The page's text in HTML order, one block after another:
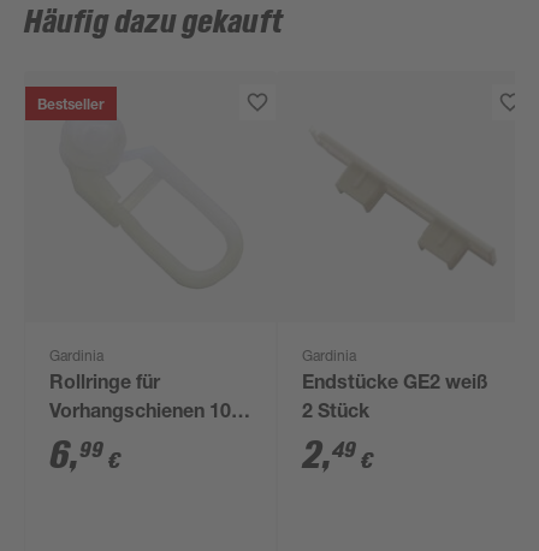
Häufig dazu gekauft
Bestseller
Gardinia
Rollringe für
Vorhangschienen 100
Stück
6,99 €
Gardinia
Endstücke GE2 weiß
2 Stück
2,49 €